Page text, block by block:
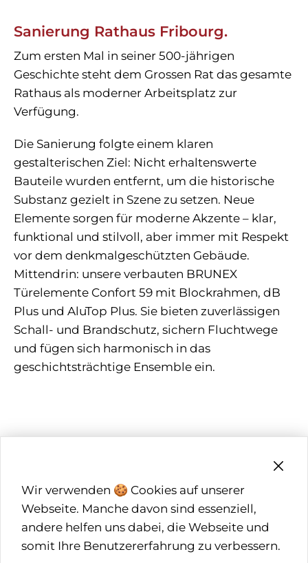
Wir verwenden 🍪 Cookies auf unserer
Webseite. Manche davon sind essenziell,
andere helfen uns dabei, die Webseite und
somit Ihre Benutzererfahrung zu verbessern.
Sanierung Rathaus Fribourg.
Zum ersten Mal in seiner 500-jährigen
Geschichte steht dem Grossen Rat das gesamte
Rathaus als moderner Arbeitsplatz zur
Verfügung.
Die Sanierung folgte einem klaren
gestalterischen Ziel: Nicht erhaltenswerte
Bauteile wurden entfernt, um die historische
Substanz gezielt in Szene zu setzen. Neue
Elemente sorgen für moderne Akzente – klar,
funktional und stilvoll, aber immer mit Respekt
vor dem denkmalgeschützten Gebäude.
Mittendrin: unsere verbauten BRUNEX
Türelemente Confort 59 mit Blockrahmen, dB
Plus und AluTop Plus. Sie bieten zuverlässigen
Schall- und Brandschutz, sichern Fluchtwege
und fügen sich harmonisch in das
geschichtsträchtige Ensemble ein.
SCHREINER & HOLZBAUER
FACHHANDEL